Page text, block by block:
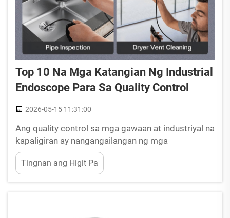
Top 10 Na Mga Katangian Ng Industrial
Endoscope Para Sa Quality Control
2026-05-15 11:31:00
Ang quality control sa mga gawaan at industriyal na
kapaligiran ay nangangailangan ng mga
kagamitang pang-inspeksyon na may kahusayan
upang ma-access ang mga nakakapanghihinaang
espasyo, matukoy ang mga depekto, at magbigay
Tingnan ang Higit Pa